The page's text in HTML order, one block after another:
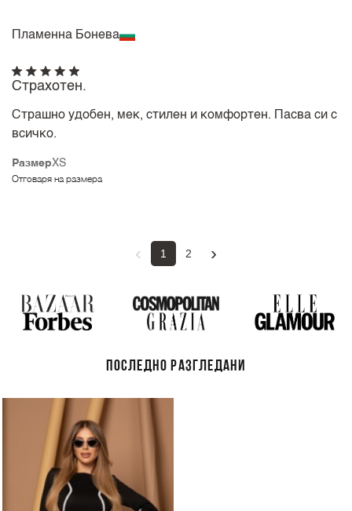
Пламенна Бонева
РазмерXS
Отговаря на размера
Страхотен.
Страшно удобен, мек, стилен и комфортен. Пасва си с
всичко.
‹ 1 2 ›
ПОСЛЕДНО РАЗГЛЕДАНИ